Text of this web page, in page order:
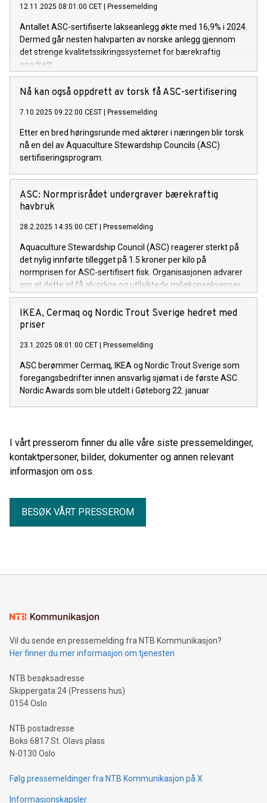
12.11.2025 08:01:00 CET | Pressemelding
Antallet ASC-sertifiserte lakseanlegg økte med 16,9% i 2024.
Dermed går nesten halvparten av norske anlegg gjennom
det strenge kvalitetssikringssystemet for bærekraftig
oppdrett.
Nå kan også oppdrett av torsk få ASC-sertifisering
7.10.2025 09:22:00 CEST | Pressemelding
Etter en bred høringsrunde med aktører i næringen blir torsk
nå en del av Aquaculture Stewardship Councils (ASC)
sertifiseringsprogram.
ASC: Normprisrådet undergraver bærekraftig
havbruk
28.2.2025 14:35:00 CET | Pressemelding
Aquaculture Stewardship Council (ASC) reagerer sterkt på
det nylig innførte tillegget på 1.5 kroner per kilo på
normprisen for ASC-sertifisert fisk. Organisasjonen advarer
om at dette vil få alvorlige og utilsiktede miljøkonsekvenser
for norsk oppdrettsnæring.
IKEA, Cermaq og Nordic Trout Sverige hedret med
priser
23.1.2025 08:01:00 CET | Pressemelding
ASC berømmer Cermaq, IKEA og Nordic Trout Sverige som
foregangsbedrifter innen ansvarlig sjømat i de første ASC
Nordic Awards som ble utdelt i Gøteborg 22. januar
I vårt presserom finner du alle våre siste pressemeldinger,
kontaktpersoner, bilder, dokumenter og annen relevant
informasjon om oss.
BESØK VÅRT PRESSEROM
Vil du sende en pressemelding fra NTB Kommunikasjon?
Her finner du mer informasjon om tjenesten
NTB besøksadresse
Skippergata 24 (Pressens hus)
0154 Oslo
NTB postadresse
Boks 6817 St. Olavs plass
N-0130 Oslo
Følg pressemeldinger fra NTB Kommunikasjon på X
Informasjonskapsler